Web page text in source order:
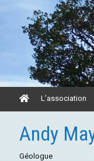
L’association
Andy
Géologue